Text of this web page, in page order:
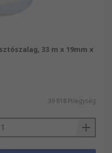
33 m x 19mm x
39 818 Ft/egység